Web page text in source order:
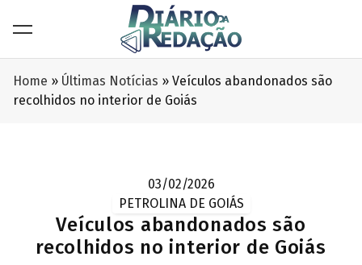
Home » Últimas Notícias » Veículos abandonados são
recolhidos no interior de Goiás
03/02/2026
PETROLINA DE GOIÁS
Veículos abandonados são
recolhidos no interior de Goiás